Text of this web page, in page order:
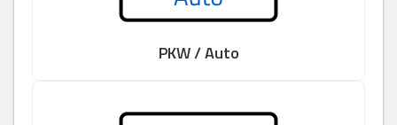
PKW / Auto